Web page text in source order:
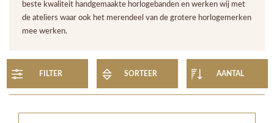
beste kwaliteit handgemaakte horlogebanden en werken wij met
de ateliers waar ook het merendeel van de grotere horlogemerken
mee werken.
FILTER SORTEER AANTAL